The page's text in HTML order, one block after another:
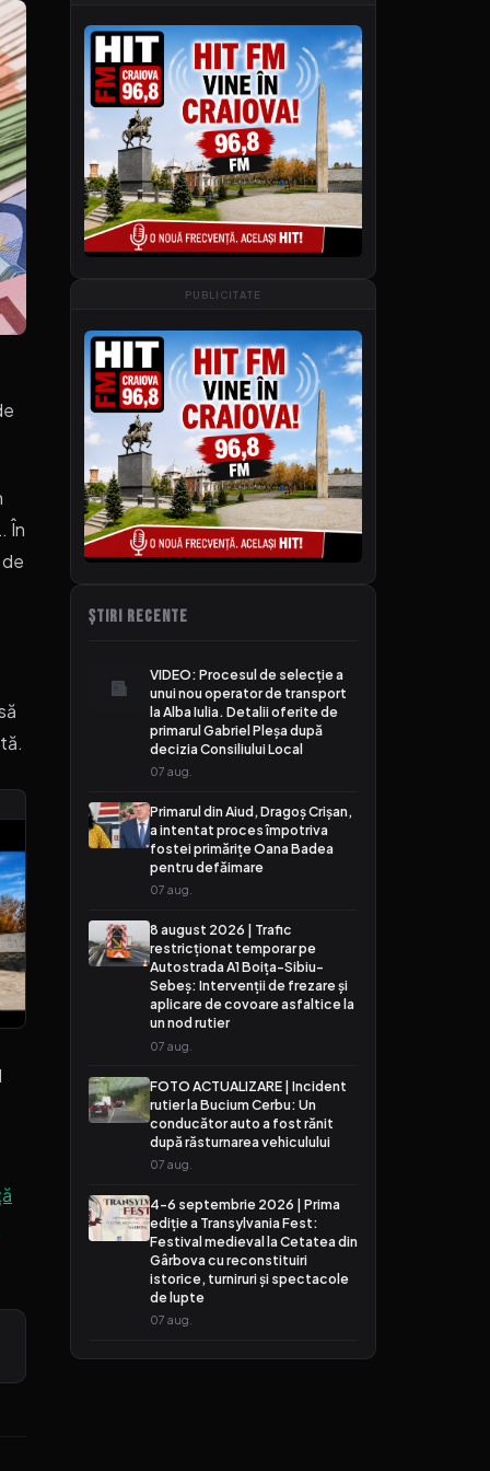
În
PUBLICITATE
ȘTIRI RECENTE
VIDEO: Procesul de selecție a
unui nou operator de transport
la Alba Iulia. Detalii oferite de
primarul Gabriel Pleșa după
decizia Consiliului Local
07 aug.
Primarul din Aiud, Dragoș Crișan,
a intentat proces împotriva
fostei primărițe Oana Badea
pentru defăimare
07 aug.
8 august 2026 | Trafic
restricționat temporar pe
Autostrada A1 Boița-Sibiu-
Sebeș: Intervenții de frezare și
aplicare de covoare asfaltice la
un nod rutier
07 aug.
FOTO ACTUALIZARE | Incident
rutier la Bucium Cerbu: Un
conducător auto a fost rănit
după răsturnarea vehiculului
07 aug.
4-6 septembrie 2026 | Prima
ediție a Transylvania Fest:
Festival medieval la Cetatea din
Gârbova cu reconstituiri
istorice, turniruri și spectacole
de lupte
07 aug.